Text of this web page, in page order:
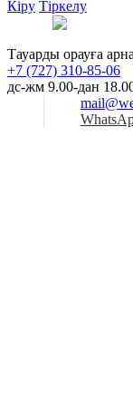
Кіру Тіркелу
Тауарды орауға
+7 (727) 310-85-06
дс-жм 9.00-дан